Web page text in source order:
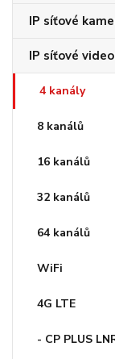
IP síťové
IP síťové
4 kanály
8 kanálů
16 kanálů
32 kanálů
64 kanálů
WiFi
4G LTE
- CP PLUS